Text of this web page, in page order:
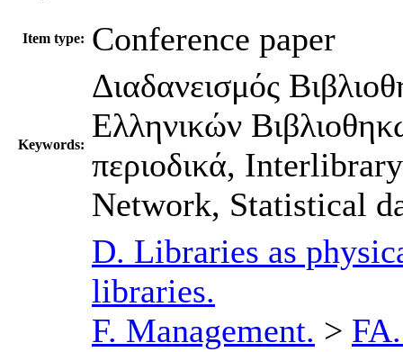
Item type: Conference paper
Keywords:
Διαδανεισμός
Ελληνικών
περιοδικά,
Network, Statistical
D. Libraries as
libraries.
F. Management. >